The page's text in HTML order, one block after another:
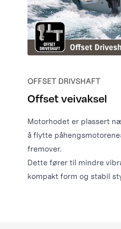
OFFSET DRIVSHAFT
Offset veivaksel
Motorhodet er plassert
å flytte
fremover.
Dette fører til mindre
kompakt form og stabil